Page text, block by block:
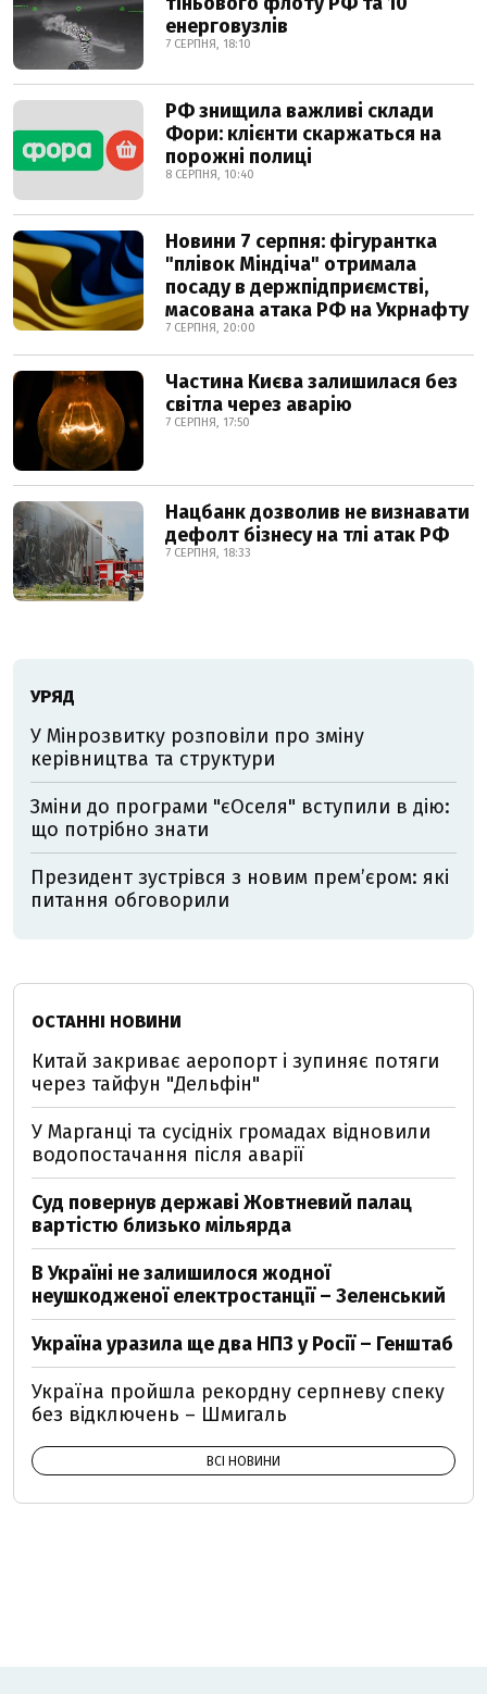
енерговузлів
7 СЕРПНЯ, 18:10
РФ знищила важливі склади
Фори: клієнти скаржаться на
порожні полиці
8 СЕРПНЯ, 10:40
Новини 7 серпня: фігурантка
"плівок Міндіча" отримала
посаду в держпідприємстві,
масована атака РФ на Укрнафту
7 СЕРПНЯ, 20:00
Частина Києва залишилася без
світла через аварію
7 СЕРПНЯ, 17:50
Нацбанк дозволив не визнавати
дефолт бізнесу на тлі атак РФ
7 СЕРПНЯ, 18:33
УРЯД
У Мінрозвитку розповіли про зміну
керівництва та структури
Зміни до програми "єОселя" вступили в дію:
що потрібно знати
Президент зустрівся з новим прем’єром: які
питання обговорили
ОСТАННІ НОВИНИ
Китай закриває аеропорт і зупиняє потяги
через тайфун "Дельфін"
У Марганці та сусідніх громадах відновили
водопостачання після аварії
Суд повернув державі Жовтневий палац
вартістю близько мільярда
В Україні не залишилося жодної
неушкодженої електростанції – Зеленський
Україна уразила ще два НПЗ у Росії – Генштаб
Україна пройшла рекордну серпневу спеку
без відключень – Шмигаль
ВСІ НОВИНИ